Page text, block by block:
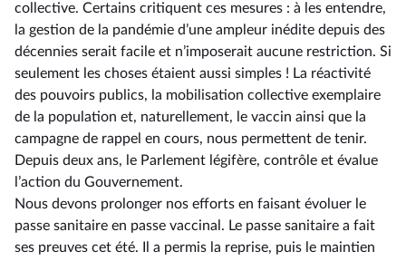
collective. Certains critiquent ces mesures : à les entendre,
la gestion de la pandémie d’une ampleur inédite depuis des
décennies serait facile et n’imposerait aucune restriction. Si
seulement les choses étaient aussi simples ! La réactivité
des pouvoirs publics, la mobilisation collective exemplaire
de la population et, naturellement, le vaccin ainsi que la
campagne de rappel en cours, nous permettent de tenir.
Depuis deux ans, le Parlement légifère, contrôle et évalue
l’action du Gouvernement.
Nous devons prolonger nos efforts en faisant évoluer le
passe sanitaire en passe vaccinal. Le passe sanitaire a fait
ses preuves cet été. Il a permis la reprise, puis le maintien